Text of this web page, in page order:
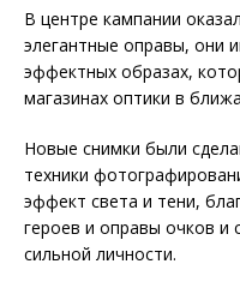
В центре кампании
элегантные оправы, они
эффектных образах,
магазинах оптики в
Новые снимки были
техники
эффект света и тени,
героев и оправы очков и
сильной личности.